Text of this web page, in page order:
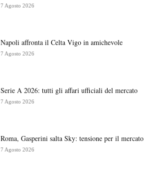
7 Agosto 2026
Napoli affronta il Celta Vigo in amichevole
7 Agosto 2026
Serie A 2026: tutti gli affari ufficiali del mercato
7 Agosto 2026
Roma, Gasperini salta Sky: tensione per il mercato
7 Agosto 2026